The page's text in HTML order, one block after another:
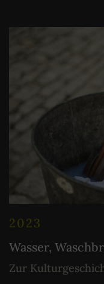
2023
Wasser,
Zur